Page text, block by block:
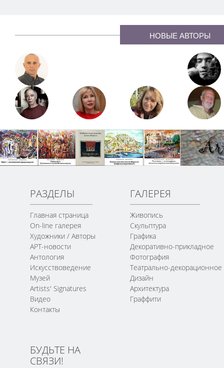
НОВЫЕ АВТОРЫ
РАЗДЕЛЫ
Главная страница
On-line галерея
Художники / Авторы
АРТ-новости
Антология
Искусствоведение
Музей
Artists' Signatures
Видео
Контакты
ГАЛЕРЕЯ
Живопись
Скульптура
Графика
Декоративно-прикладное
Фотография
Театрально-декорационное
Дизайн
Архитектура
Граффити
БУДЬТЕ НА
СВЯЗИ!